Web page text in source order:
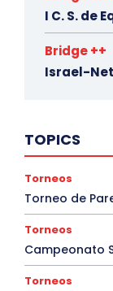
I C. S. de
Bridge ++
Israel-
TOPICS
Torneos
Torneo de
Torneos
Campeonato
Torneos